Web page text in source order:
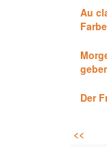
Au
Der
<<